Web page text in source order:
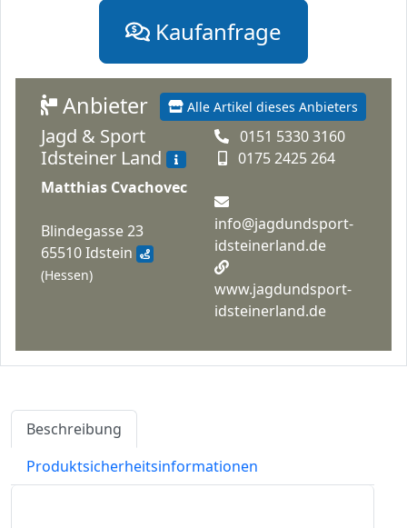
Kaufanfrage
Alle Artikel dieses Anbieters
Anbieter
Jagd & Sport
Idsteiner Land
Matthias Cvachovec
Blindegasse 23
65510 Idstein
(Hessen)
0151 5330 3160
0175 2425 264
info@jagdundsport-
idsteinerland.de
www.jagdundsport-
idsteinerland.de
Beschreibung
Produktsicherheitsinformationen